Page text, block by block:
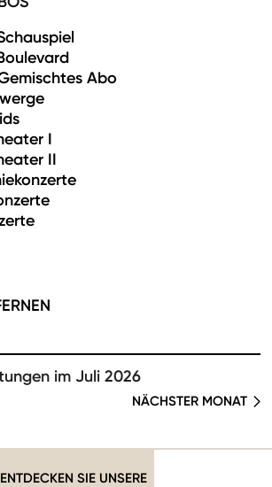
Abo
I
II
im Juli 2026
NÄCHSTER MONAT
ENTDECKEN SIE UNSERE